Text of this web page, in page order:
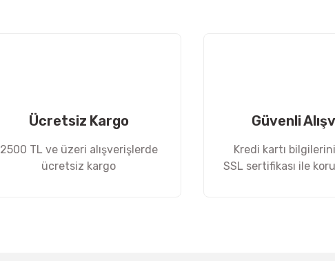
Ücretsiz Kargo
2500 TL ve üzeri alışverişlerde
ücretsiz kargo
Güvenli
Kredi kartı
SSL sertifikası ile